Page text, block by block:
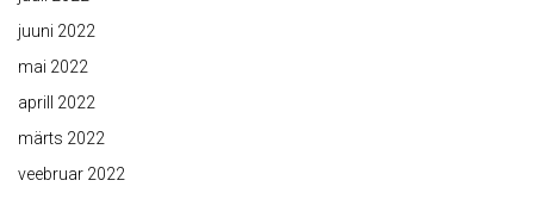
juuni 2022
mai 2022
aprill 2022
märts 2022
veebruar 2022